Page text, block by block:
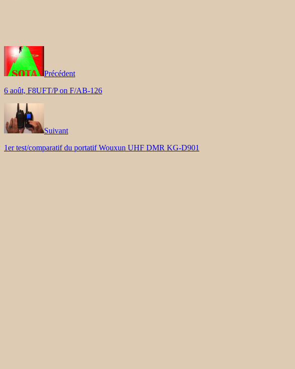
Précédent
6 août, F8UFT/P on F/AB-126
Suivant
1er test/comparatif du portatif Wouxun UHF DMR KG-D901